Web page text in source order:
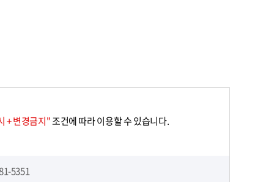
+ 변경금지"조건에 따라 이용할 수 있습니다.
5351